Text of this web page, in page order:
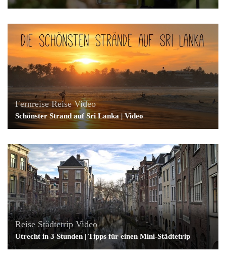
Fernreise Reise Video
Schönster Strand auf Sri Lanka | Video
Reise Städtetrip Video
Utrecht in 3 Stunden | Tipps für einen Mini-Städtetrip